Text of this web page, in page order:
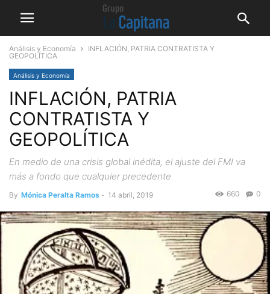
Análisis y Economía
INFLACIÓN, PATRIA CONTRATISTA Y
GEOPOLÍTICA
Análisis y Economía
INFLACIÓN, PATRIA
CONTRATISTA Y
GEOPOLÍTICA
En medio de una crisis global inédita, el ajuste del FMI va
más a fondo que cualquier precedente
By Mónica Peralta Ramos - 14 abril, 2019 0
660